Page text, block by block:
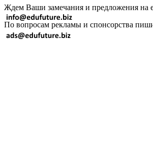
Ждем Ваши замечания и предложения на
По вопросам рекламы и спонсорства